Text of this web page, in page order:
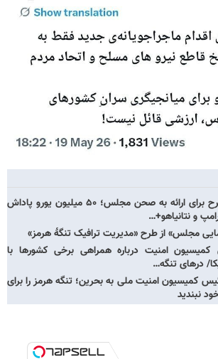
تدوین یک طرح برای ارائه به صحن مجلس؛ ۵۰ میلیون یورو پاداش
و نتانیاهو+…
مجلس» از طرح «مدیریت ترافیک تنگهٔ هرمز»
امنیت درباره همراهی برخی کشورها با
درهای تنگه…
کمیسیون امنیت ملی به بحرین؛ تنگه هرمز را برای
نبندید